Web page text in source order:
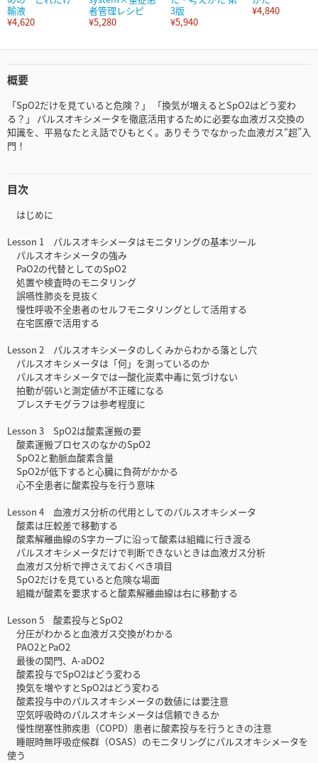
輸液
¥4,620
者管理レシピ
¥5,280
3版
¥5,940
¥4,840
概要
「SpO2だけを見ていると危険？」 「換気が増えるとSpO2はどう変わ
る？」 パルスオキシメータを徹底活用するために必要な血液ガス交換の
知識を、平易なたとえ話でひもとく。ありそうでなかった血液ガス“超”入
門！
目次
はじめに
Lesson 1 パルスオキシメータはモニタリングの基本ツール
パルスオキシメータの強み
PaO2の代替としてのSpO2
処置や検査時のモニタリング
誤嚥性肺炎を見抜く
慢性呼吸不全患者のセルフモニタリングとして活用する
在宅医療で活用する
Lesson 2 パルスオキシメータのしくみからわかる落とし穴
パルスオキシメータは「何」を測っているのか
パルスオキシメータでは一酸化炭素中毒に気づけない
拍動が弱いと測定値が不正確になる
プレスチモグラフは参考程度に
Lesson 3 SpO2は酸素運搬の要
酸素運搬プロセスのなかのSpO2
SpO2と動脈血酸素含量
SpO2が低下すると心臓に負荷がかかる
心不全患者に酸素投与を行う意味
Lesson 4 血液ガス分析の代用としてのパルスオキシメータ
酸素は圧較差で移動する
酸素解離曲線のS字カーブに沿って酸素は組織に行き渡る
パルスオキシメータだけで判断できないときは血液ガス分析
血液ガス分析で押さえておくべき項目
SpO2だけを見ていると危険な場面
組織が酸素を要求すると酸素解離曲線は右に移動する
Lesson 5 酸素投与とSpO2
分圧がわかると血液ガス交換がわかる
PAO2とPaO2
最後の関門、A-aDO2
酸素投与でSpO2はどう変わる
換気を増やすとSpO2はどう変わる
酸素投与中のパルスオキシメータの数値には要注意
空気呼吸時のパルスオキシメータは信頼できるか
慢性閉塞性肺疾患（COPD）患者に酸素投与を行うときの注意
睡眠時無呼吸症候群（OSAS）のモニタリングにパルスオキシメータを
使う